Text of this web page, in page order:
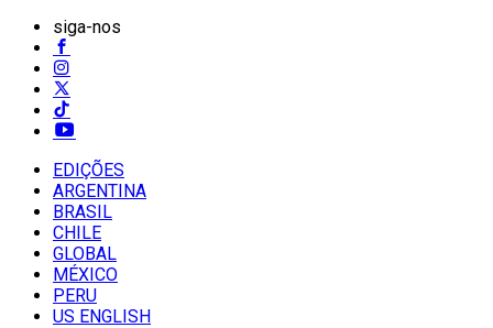
siga-nos
EDIÇÕES
ARGENTINA
BRASIL
CHILE
GLOBAL
MÉXICO
PERU
US ENGLISH